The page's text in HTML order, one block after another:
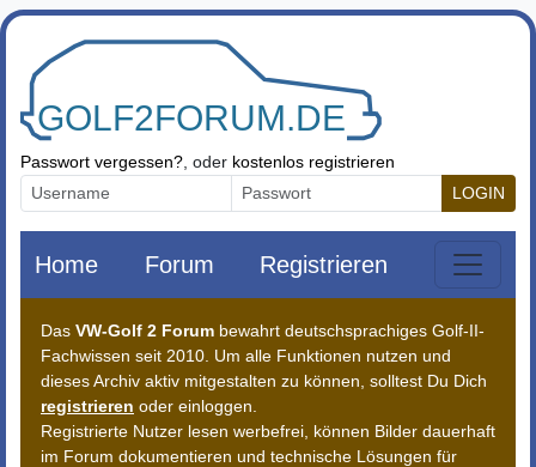
Zum Inhalt springen
Passwort vergessen? , oder kostenlos registrieren
LOGIN
Home Forum Registrieren
Das VW-Golf 2 Forum bewahrt deutschsprachiges Golf-II-
Fachwissen seit 2010. Um alle Funktionen nutzen und
dieses Archiv aktiv mitgestalten zu können, solltest Du Dich
registrieren oder einloggen.
Registrierte Nutzer lesen werbefrei, können Bilder dauerhaft
im Forum dokumentieren und technische Lösungen für